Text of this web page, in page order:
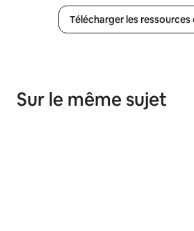
Télécharger les ressources
Sur le même sujet